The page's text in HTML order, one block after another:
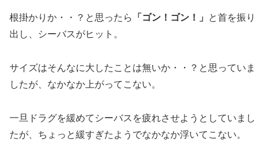
根掛かりか・・？と思ったら 「ゴン！ゴン！」
と首を振り
出し、シーバスがヒット。
サイズはそんなに大したことは無いか・・？と思っていま
したが、なかなか上がってこない。
一旦ドラグを緩めてシーバスを疲れさせようとしていまし
たが、ちょっと緩すぎたようでなかなか浮いてこない。